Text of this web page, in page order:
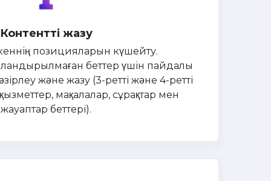
Контентті жазу
позицияларын күшейту.
беттер үшін пайдалы
және жазу (3-ретті және 4-ретті
мақалалар, сұрақтар мен
жауаптар беттері).